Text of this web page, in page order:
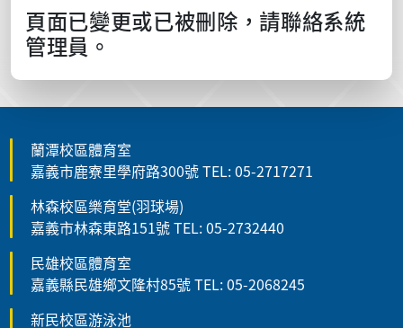
頁面已變更或已被刪除，請聯絡系統
管理員。
蘭潭校區體育室
嘉義市鹿寮里學府路300號 TEL: 05-2717271
林森校區樂育堂(羽球場)
嘉義市林森東路151號 TEL: 05-2732440
民雄校區體育室
嘉義縣民雄鄉文隆村85號 TEL: 05-2068245
新民校區游泳池